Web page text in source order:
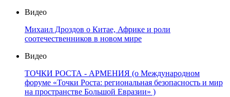
Видео
Михаил Дроздов о Китае, Африке и роли
соотечественников в новом мире
Видео
ТОЧКИ РОСТА - АРМЕНИЯ (о Международном
форуме «Точки Роста: региональная безопасность и мир
на пространстве Большой Евразии» )